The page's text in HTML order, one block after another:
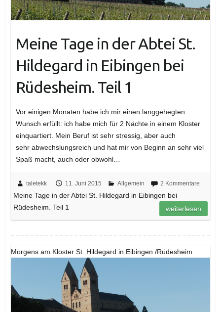
Meine Tage in der Abtei St.
Hildegard in Eibingen bei
Rüdesheim. Teil 1
Vor einigen Monaten habe ich mir einen langgehegten
Wunsch erfüllt: ich habe mich für 2 Nächte in einem Kloster
einquartiert. Mein Beruf ist sehr stressig, aber auch
sehr abwechslungsreich und hat mir von Beginn an sehr viel
Spaß macht, auch oder obwohl…
taletekk 11. Juni 2015 Allgemein 2 Kommentare
Meine Tage in der Abtei St. Hildegard in Eibingen bei
Rüdesheim. Teil 1
weiterlesen
Morgens am Kloster St. Hildegard in Eibingen /Rüdesheim